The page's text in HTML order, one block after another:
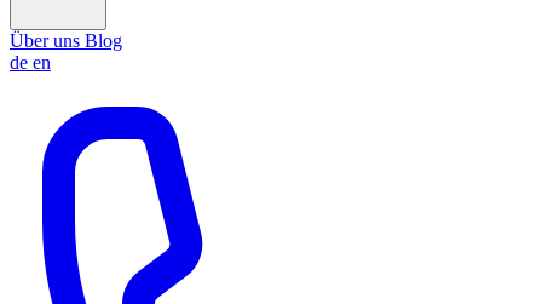
Über uns Blog
de en